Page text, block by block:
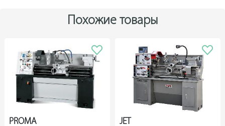
Многофункциональная УЦИ SINO SDS6-3V обеспечивает
точно производить расчеты при изготовлении деталей
дугообразного и конусообразного типа.
Похожие товары
PROMA
JET